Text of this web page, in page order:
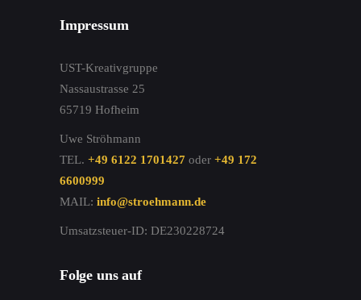
Impressum
UST-Kreativgruppe
Nassaustrasse 25
65719 Hofheim
Uwe Ströhmann
TEL. +49 6122 1701427 oder +49 172
6600999
MAIL: info@stroehmann.de
Umsatzsteuer-ID: DE230228724
Folge uns auf